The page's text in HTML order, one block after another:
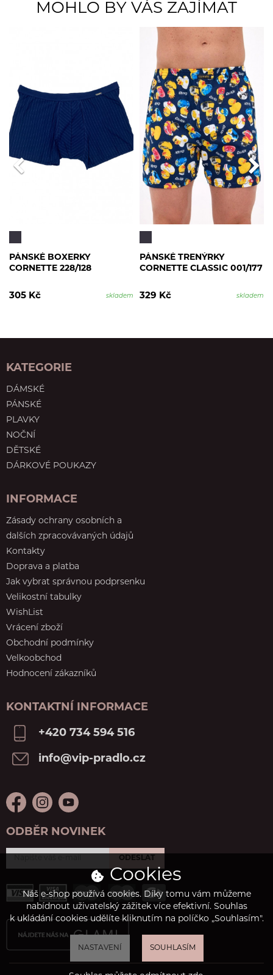
MOHLO BY VÁS ZAJÍMAT
PÁNSKÉ BOXERKY
CORNETTE 228/128
305 Kč skladem
PÁNSKÉ TRENÝRKY
CORNETTE CLASSIC 001/177
329 Kč skladem
KATEGORIE
DÁMSKÉ
PÁNSKÉ
PLAVKY
NOČNÍ
DĚTSKÉ
DÁRKOVÉ POUKAZY
INFORMACE
Zásady ochrany osobních a
dalších zpracovávaných údajů
Kontakty
Doprava a platba
Jak vybrat správnou podprsenku
Velikostní tabulky
WishList
Vrácení zboží
Obchodní podmínky
Velkoobchod
Hodnocení zákazníků
KONTAKTNÍ INFORMACE
+420 734 594 516
info@vip-pradlo.cz
ODBĚR NOVINEK
ODESLAT
Cookies
Náš e-shop používá cookies. Díky tomu vám můžeme
nabídnout uživatelský zážitek více efektivní. Souhlas
k ukládání cookies udělíte kliknutím na políčko „Souhlasím".
NASTAVENÍ SOUHLASÍM